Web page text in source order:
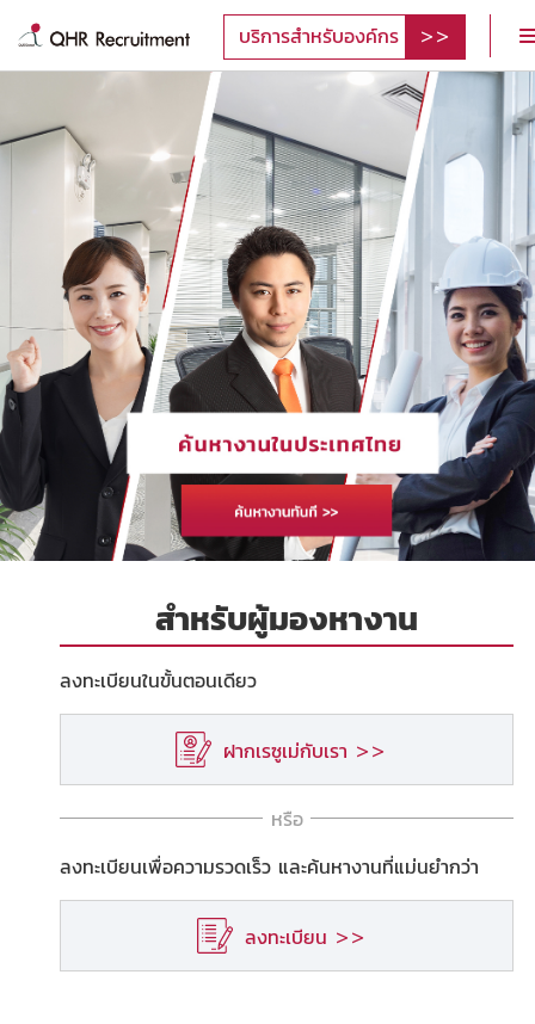
บริการสำหรับองค์กร
สำหรับผู้มองหางาน
ลงทะเบียนในขั้นตอนเดียว
ฝากเรซูเม่กับเรา >>
หรือ
ลงทะเบียนเพื่อความรวดเร็ว และค้นหางานที่แม่นยำกว่า
ลงทะเบียน >>